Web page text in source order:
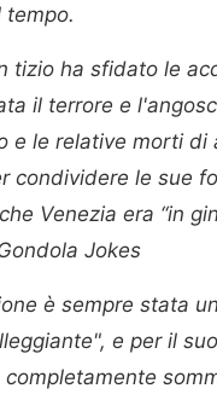
tempo.
tizio ha sfidato le
il terrore e
e le relative morti di
condividere le sue
Venezia era “in
Jokes
è sempre stata
e per il